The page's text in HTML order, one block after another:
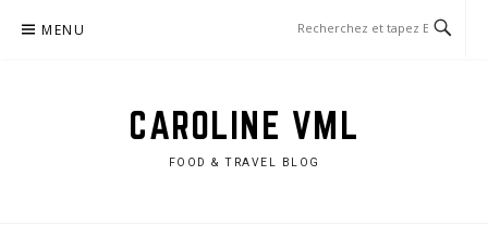
MENU
CAROLINE VML
FOOD & TRAVEL BLOG